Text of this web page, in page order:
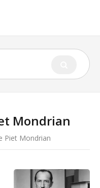
Mondrian
Piet Mondrian